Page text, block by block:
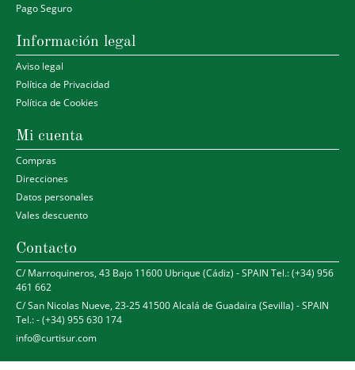
Pago Seguro
Información legal
Aviso legal
Política de Privacidad
Política de Cookies
Mi cuenta
Compras
Direcciones
Datos personales
Vales descuento
Contacto
C/ Marroquineros, 43 Bajo 11600 Ubrique (Cádiz) - SPAIN Tel.: (+34) 956
461 662
C/ San Nicolas Nueve, 23-25 41500 Alcalá de Guadaira (Sevilla) - SPAIN
Tel.: - (+34) 955 630 174
info@curtisur.com